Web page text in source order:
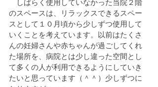
しばらく使用していなかった当院２階
のスペースは、リラックスできるスペー
スとして１０月頃から少しずつ使用して
いくことを考えています。以前はたくさ
んの妊婦さんや赤ちゃんが過ごしてくれ
た場所を、病院とは少し違った空間とし
て多くの人が利用できるようにしていき
たいと思っています（＾＾）少しずつに